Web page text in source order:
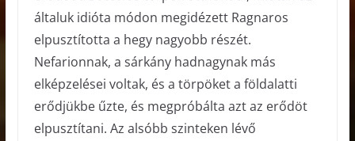
általuk idióta módon megidézett Ragnaros
elpusztította a hegy nagyobb részét.
Nefarionnak, a sárkány hadnagynak más
elképzelései voltak, és a törpöket a földalatti
erődjükbe űzte, és megpróbálta azt az erődöt
elpusztítani. Az alsóbb szinteken lévő